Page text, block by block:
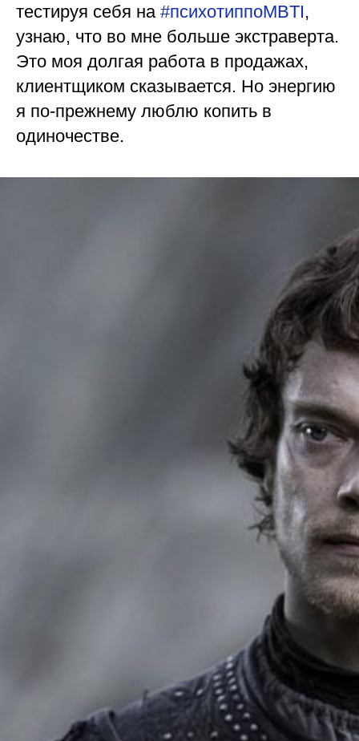
тестируя себя на #психотиппоMBTI,
узнаю, что во мне больше экстраверта.
Это моя долгая работа в продажах,
клиентщиком сказывается. Но энергию
я по-прежнему люблю копить в
одиночестве.